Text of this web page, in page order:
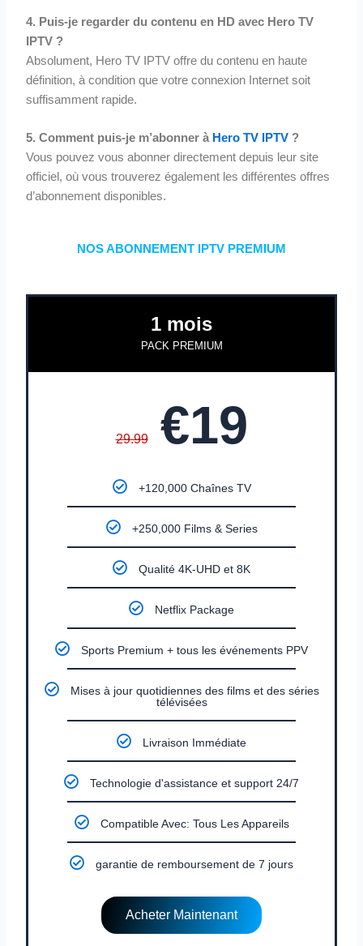
4. Puis-je regarder du contenu en HD avec Hero TV
IPTV ?
Absolument, Hero TV IPTV offre du contenu en haute
définition, à condition que votre connexion Internet soit
suffisamment rapide.
5. Comment puis-je m’abonner àHero TV IPTV ?
Vous pouvez vous abonner directement depuis leur site
officiel, où vous trouverez également les différentes offres
d’abonnement disponibles.
NOS ABONNEMENT IPTV PREMIUM
1 mois
PACK PREMIUM
29.99 €19
+120,000 Chaînes TV
+250,000 Films & Series
Qualité 4K-UHD et 8K
Netflix Package
Sports Premium + tous les événements PPV
Mises à jour quotidiennes des films et des séries
télévisées
Livraison Immédiate
Technologie d'assistance et support 24/7
Compatible Avec: Tous Les Appareils
garantie de remboursement de 7 jours
Acheter Maintenant